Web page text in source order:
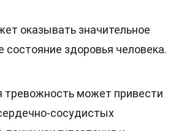
оказывать значительное
состояние здоровья человека.
тревожность может привести
сосудистых